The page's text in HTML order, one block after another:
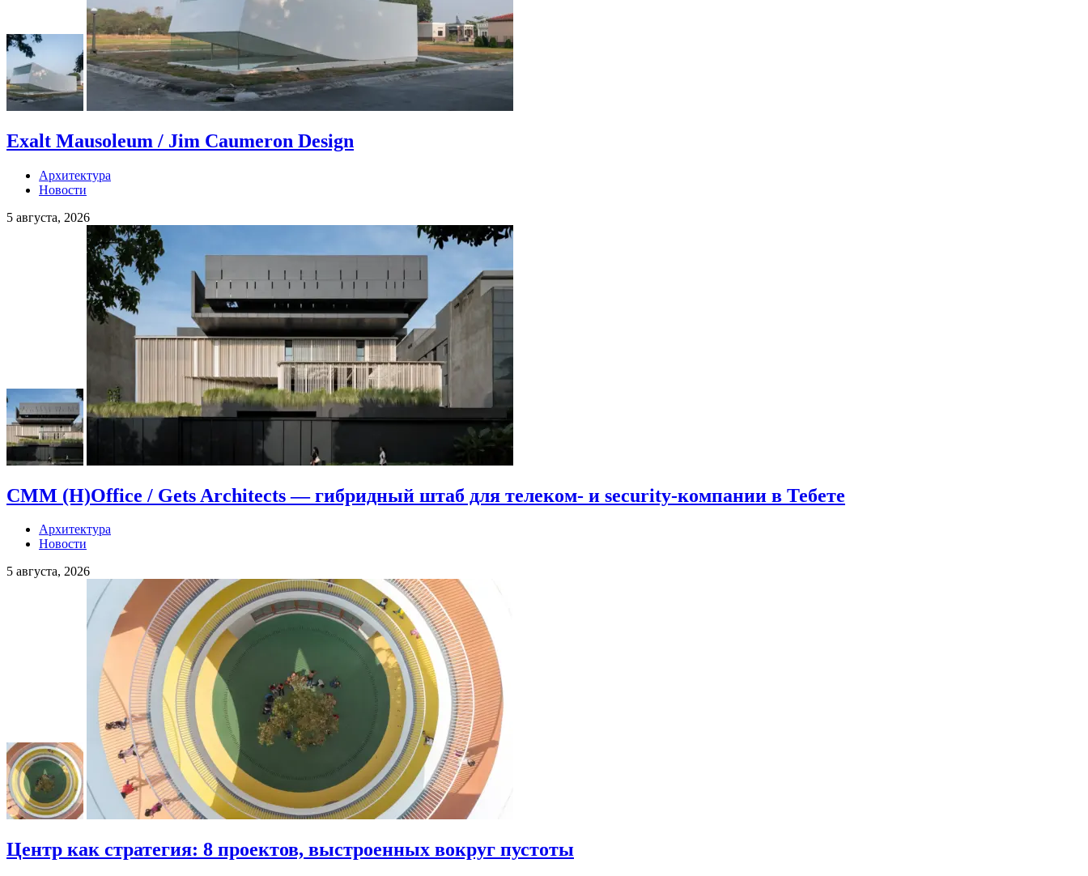
Exalt Mausoleum / Jim Caumeron Design
Архитектура
Новости
5 августа, 2026
CMM (H)Office / Gets Architects — гибридный штаб для телеком- и security-компании в Тебете
Архитектура
Новости
5 августа, 2026
Центр как стратегия: 8 проектов, выстроенных вокруг пустоты